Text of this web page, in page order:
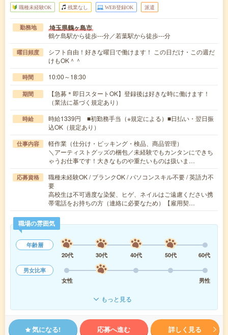
職種未経験OK 残業なし WEB登録OK 派遣
勤務地 埼玉県鶴ヶ島市
鶴ケ島駅から徒歩---分／若葉駅から徒歩---分
曜日頻度
シフト自由！好きな曜日で働けます！ この日だけ・この週だ
けもOK＾＾
時間 10:00～18:30
期間
【急募＊即日スタートOK】登録後は好きな時に働けます！
（業法に基づく規定あり）
時給
時給1339円 ■初勤務手当（※規定による）■日払い・翌日振
込OK（規定あり）
仕事内容
軽作業（仕分け・ピッキング・検品、商品管理）
＼アーティストグッズの梱包／未経験でもカンタンにできち
ゃうお仕事です！大きなものや重たいものは扱いま…
応募資格
職種未経験OK / ブランクOK / パソコンスキル不要 / 英語力不
要
高校生は不可過度な染髪、ヒゲ、ネイルはご遠慮ください携
帯電話をお持ちの方（連絡に必要なため）【雇用契…
職場の雰囲気
年齢層
20代
30代 40代 50代
60代
男女比率
女性
男性
もっと見る
気になる! 応募へ進む 詳しく見る